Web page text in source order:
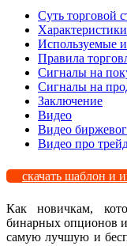
Суть торговой
Используемые
Правила
Сигналы на
Сигналы на
Заключение
Видео
Видео
Видео про
скачать шаблон и
Как новичкам,
бинарных опционов
самую лучшую и